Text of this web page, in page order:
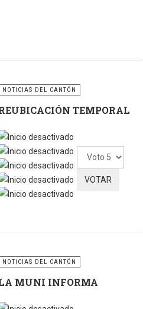
más limpio, ordenado y
NOTICIAS DEL CANTÓN
TEMPORAL
Por
favor,
vote
NOTICIAS DEL CANTÓN
MUNI INFORMA